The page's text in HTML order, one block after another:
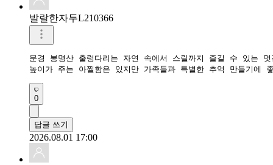
발랄한자두L210366
문경 봉명산 출렁다리는 자연 속에서 스릴까지 즐길 수 있는
0
답글 쓰기
2026.08.01 17:00